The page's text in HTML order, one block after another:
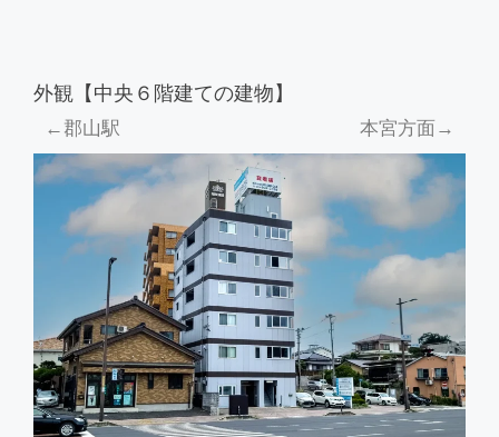
外観【中央６階建ての建物】
←郡山駅 本宮方面→